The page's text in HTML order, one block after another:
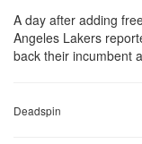
A day after adding
Angeles Lakers
back their incumbent
Deadspin